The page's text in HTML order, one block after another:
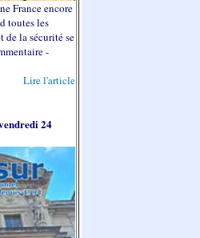
France encore
toutes les
de la sécurité se
-
Lire l'article
24